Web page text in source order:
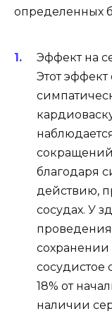
определенных
Эффект на
Этот
благодаря
действию,
сосудах. У
сохранении
сосудистое
18% от
наличии